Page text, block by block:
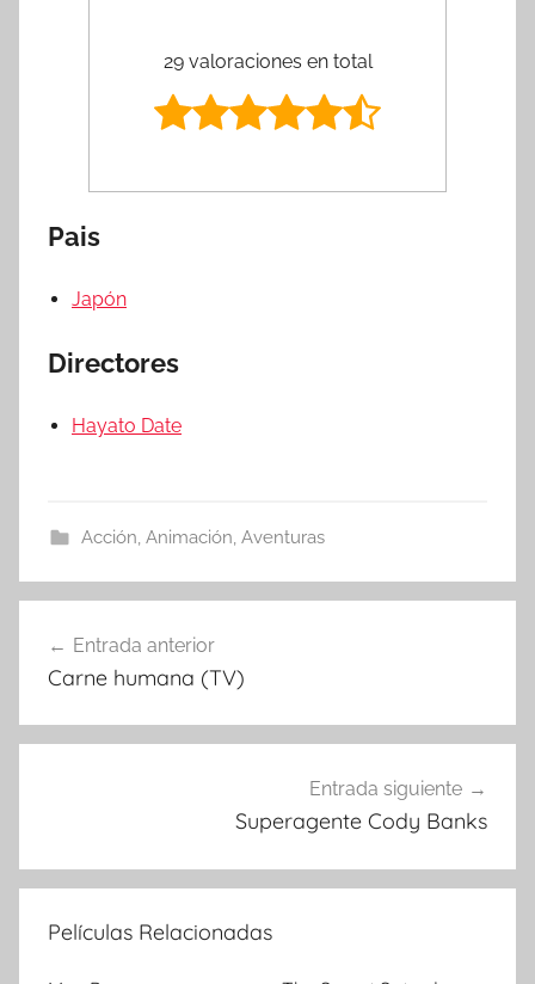
29 valoraciones en total
Pais
Japón
Directores
Hayato Date
Acción, Animación, Aventuras
Navegación
de
entradas
Entrada anterior
Carne humana (TV)
Entrada siguiente
Superagente Cody Banks
Películas Relacionadas